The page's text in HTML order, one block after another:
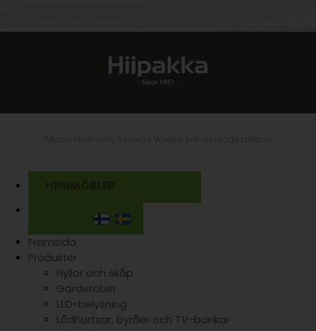
Framsida
Produkter
Hyllor och skåp
Garderober
LED-belysning
Lådhurtsar, byråer och TV-bänkar